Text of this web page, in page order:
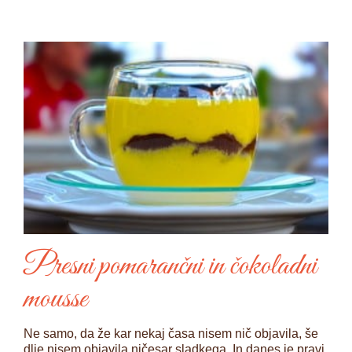
Presni pomarančni in čokoladni
mousse
Ne samo, da že kar nekaj časa nisem nič objavila, še
dlje nisem objavila ničesar sladkega. In danes je pravi